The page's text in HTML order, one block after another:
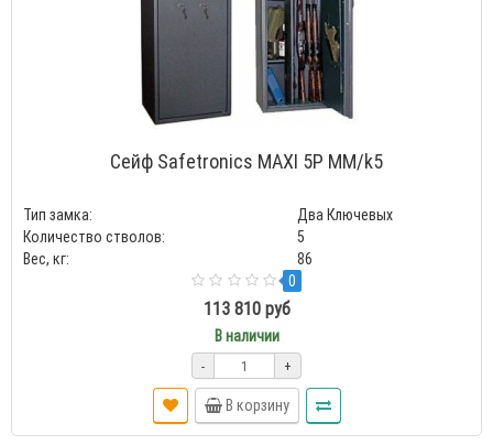
Сейф Safetronics MAXI 5P MM/k5
Тип замка:
Два Ключевых
Количество стволов:
5
Вес, кг:
86
0
113 810 руб
В наличии
- +
В корзину